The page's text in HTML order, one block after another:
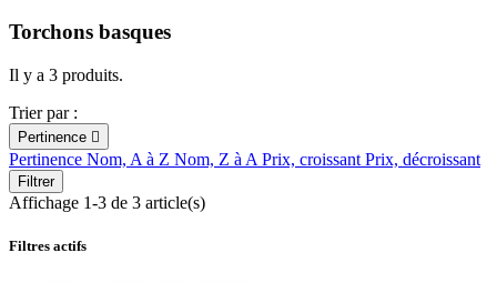
Torchons basques
Il y a 3 produits.
Trier par :
Pertinence 
Pertinence Nom, A à Z Nom, Z à A Prix, croissant Prix, décroissant
Filtrer
Affichage 1-3 de 3 article(s)
Filtres actifs